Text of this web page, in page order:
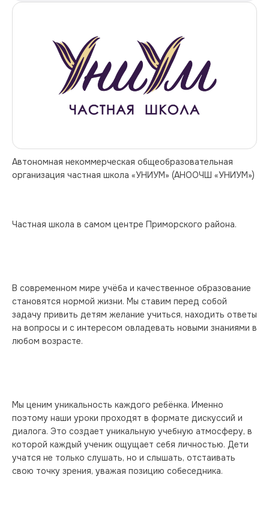
Автономная некоммерческая общеобразовательная
организация частная школа «УНИУМ» (АНООЧШ «УНИУМ»)
Частная школа в самом центре Приморского района.
В современном мире учёба и качественное образование
становятся нормой жизни. Мы ставим перед собой
задачу привить детям желание учиться, находить ответы
на вопросы и с интересом овладевать новыми знаниями в
любом возрасте.
Мы ценим уникальность каждого ребёнка. Именно
поэтому наши уроки проходят в формате дискуссий и
диалога. Это создает уникальную учебную атмосферу, в
которой каждый ученик ощущает себя личностью. Дети
учатся не только слушать, но и слышать, отстаивать
свою точку зрения, уважая позицию собеседника.